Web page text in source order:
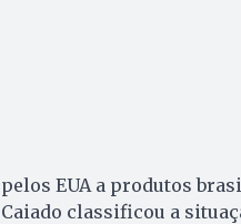
pelos EUA a produtos
Caiado classificou a